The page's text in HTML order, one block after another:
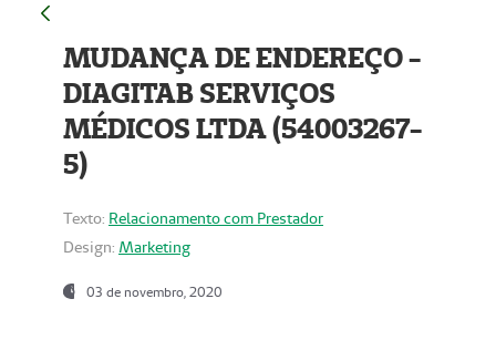
MUDANÇA DE ENDEREÇO -
DIAGITAB SERVIÇOS
MÉDICOS LTDA (54003267-
5)
Texto: Relacionamento com Prestador
Design: Marketing
03 de novembro, 2020